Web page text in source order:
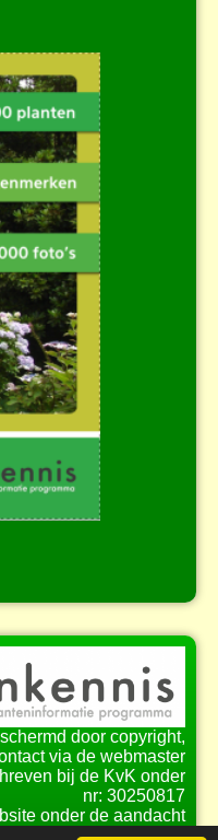
door copyright,
via de webmaster
bij de KvK onder
nr: 30250817
onder de aandacht
bij onze bezoekers?